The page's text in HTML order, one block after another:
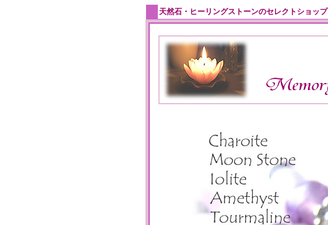
天然石・ヒーリングストーンのセレクトショッ